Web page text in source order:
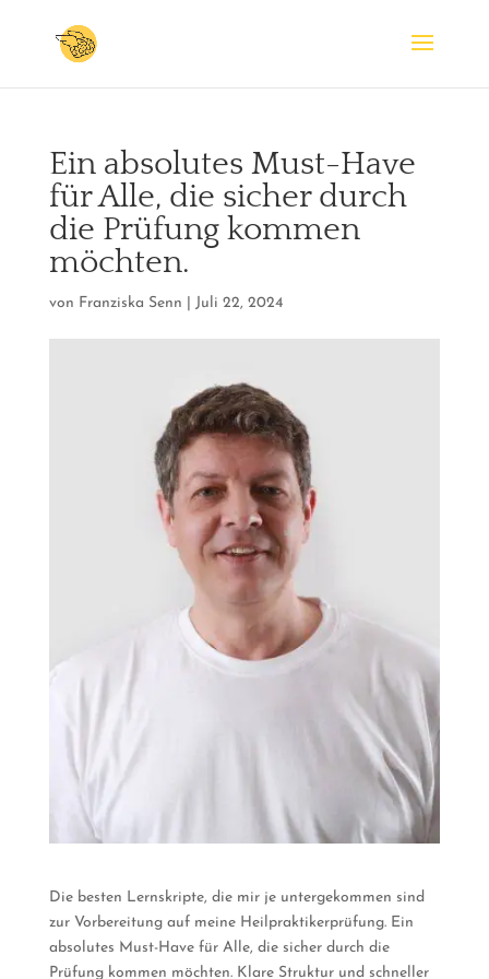
Ein absolutes Must-Have
für Alle, die sicher durch
die Prüfung kommen
möchten.
von Franziska Senn Juli 22, 2024
Die besten Lernskripte, die mir je untergekommen sind
zur Vorbereitung auf meine Heilpraktikerprüfung. Ein
absolutes Must-Have für Alle, die sicher durch die
Prüfung kommen möchten. Klare Struktur und schneller